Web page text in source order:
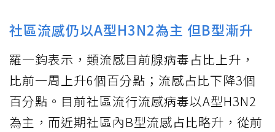
社區流感仍以A型H3N2為主 但B型漸升
羅一鈞表示，類流感目前腺病毒占比上升，
比前一周上升6個百分點；流感占比下降3個
百分點。目前社區流行流感病毒以A型H3N2
為主，而近期社區內B型流感占比略升，從前